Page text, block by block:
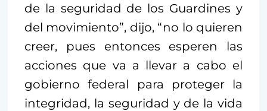
de la seguridad de los Guardines y
del movimiento”, dijo, “no lo quieren
creer, pues entonces esperen las
acciones que va a llevar a cabo el
gobierno federal para proteger la
integridad, la seguridad y de la vida